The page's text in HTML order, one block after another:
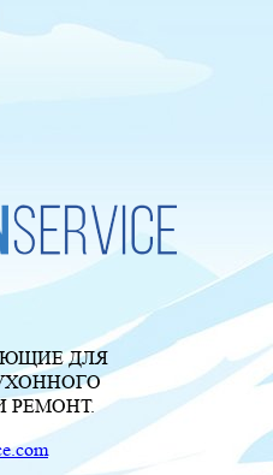
ДЛЯ
РЕМОНТ.